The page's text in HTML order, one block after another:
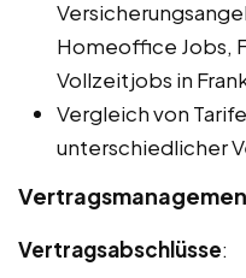
Homeoffice Jobs,
Vollzeitjobs in
Vergleich von
unterschiedlicher
Vertragsabschlüsse: